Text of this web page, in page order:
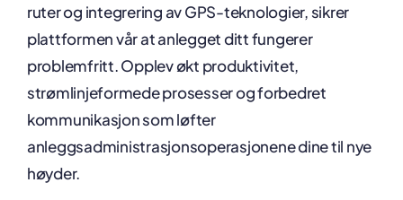
ruter og integrering av GPS-teknologier, sikrer
plattformen vår at anlegget ditt fungerer
problemfritt. Opplev økt produktivitet,
strømlinjeformede prosesser og forbedret
kommunikasjon som løfter
anleggsadministrasjonsoperasjonene dine til nye
høyder.